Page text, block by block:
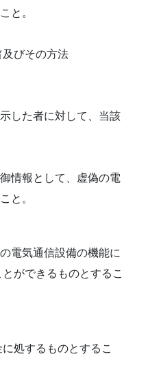
と。
びその方法
した者に対して、当該
情報として、虚偽の電
と。
電気通信設備の機能に
ができるものとするこ
処するものとするこ